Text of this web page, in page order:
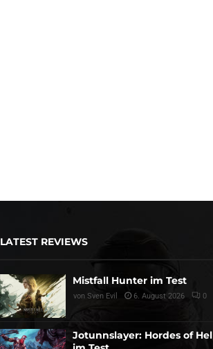
LATEST REVIEWS
Mistfall Hunter im Test
von Sven Evil 6. August 2026 0
Jotunnslayer: Hordes of Hel